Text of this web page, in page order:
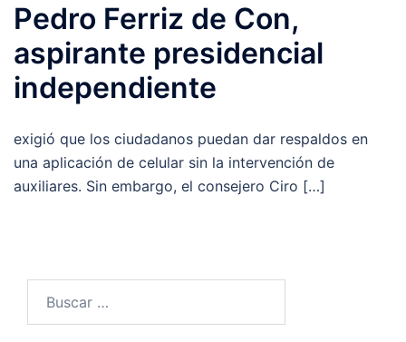
Pedro Ferriz de Con,
aspirante presidencial
independiente
exigió que los ciudadanos puedan dar respaldos en
una aplicación de celular sin la intervención de
auxiliares. Sin embargo, el consejero Ciro […]